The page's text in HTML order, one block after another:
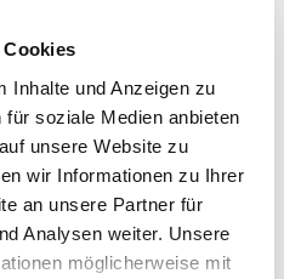
Cookies
Inhalte und Anzeigen zu
soziale Medien anbieten
unsere Website zu
wir Informationen zu Ihrer
an unsere Partner für
Analysen weiter. Unsere
möglicherweise mit
Lieferzeiten für andere
Versandinformationen .
Hinweise